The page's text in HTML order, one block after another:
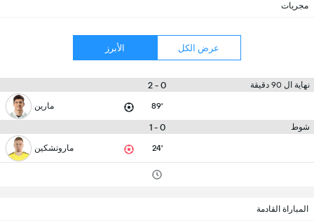
مجريات
عرض الكل الأبرز
نهاية ال 90 دقيقة 0 - 2
89' مارين
شوط 0 - 1
24' ماروتشكين
المباراة القادمة